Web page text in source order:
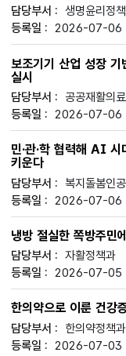
생명윤리정
2026-07-06
보조기기 산업 성장
실시
공공재활의
2026-07-06
민·관·학 협력해 AI
키운다
복지돌봄인
2026-07-06
냉방 절실한 쪽방주
자활정책과
2026-07-05
한의약으로 이룬 건강
한의약정책과
2026-07-03